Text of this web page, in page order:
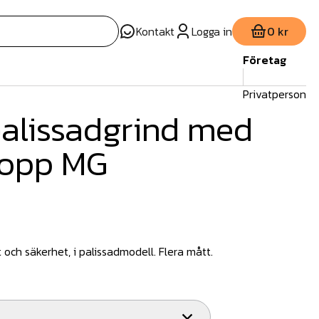
Kontakt Logga in 0 kr
Företag
Privatperson
med
MG
säkerhet, i palissadmodell. Flera mått.